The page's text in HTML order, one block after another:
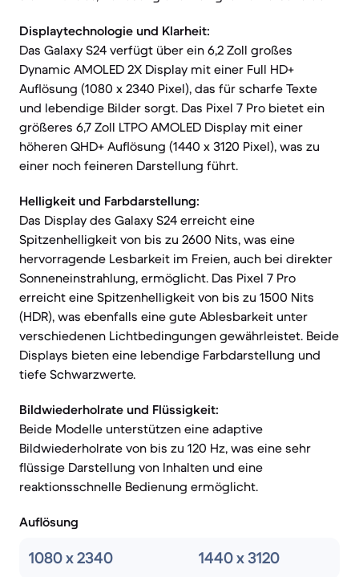
Displaytechnologie und Klarheit:
Das Galaxy S24 verfügt über ein 6,2 Zoll großes
Dynamic AMOLED 2X Display mit einer Full HD+
Auflösung (1080 x 2340 Pixel), das für scharfe Texte
und lebendige Bilder sorgt. Das Pixel 7 Pro bietet ein
größeres 6,7 Zoll LTPO AMOLED Display mit einer
höheren QHD+ Auflösung (1440 x 3120 Pixel), was zu
einer noch feineren Darstellung führt.
Helligkeit und Farbdarstellung:
Das Display des Galaxy S24 erreicht eine
Spitzenhelligkeit von bis zu 2600 Nits, was eine
hervorragende Lesbarkeit im Freien, auch bei direkter
Sonneneinstrahlung, ermöglicht. Das Pixel 7 Pro
erreicht eine Spitzenhelligkeit von bis zu 1500 Nits
(HDR), was ebenfalls eine gute Ablesbarkeit unter
verschiedenen Lichtbedingungen gewährleistet. Beide
Displays bieten eine lebendige Farbdarstellung und
tiefe Schwarzwerte.
Bildwiederholrate und Flüssigkeit:
Beide Modelle unterstützen eine adaptive
Bildwiederholrate von bis zu 120 Hz, was eine sehr
flüssige Darstellung von Inhalten und eine
reaktionsschnelle Bedienung ermöglicht.
Auflösung
1080 x 2340 1440 x 3120